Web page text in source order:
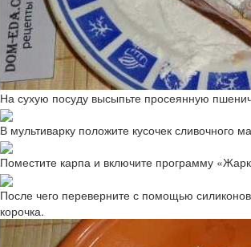
На сухую посуду высыпьте просеянную
В мультиварку положите кусочек
Поместите карпа и включите программу
После чего переверните с помощью
корочка.